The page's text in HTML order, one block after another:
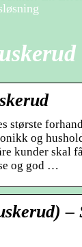
største
og
kunder skal
og god …
–